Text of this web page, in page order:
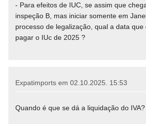
- Para efeitos de IUC, se assim que
inspeção B, mas iniciar somente em
processo de legalização, qual a data
pagar o IUc de 2025 ?
Expatimports em 02.10.2025. 15:53
Quando é que se dá a liquidação do IVA?